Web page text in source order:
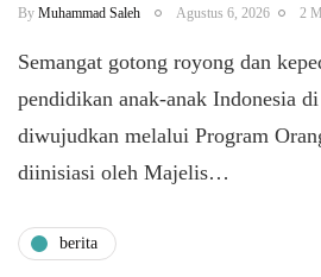
By Muhammad Saleh Agustus 6, 2026 2
​Semangat gotong royong dan
pendidikan anak-anak Indonesia
diwujudkan melalui Program
diinisiasi oleh Majelis…
berita